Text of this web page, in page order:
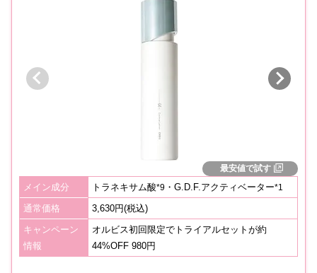
最安値で試す
メイン成分 トラネキサム酸*9 ・G.D.F.アクティベーター*1
通常価格
3,630円(税込)
キャンペーン
情報
オルビス初回限定でトライアルセットが約
44%OFF 980円